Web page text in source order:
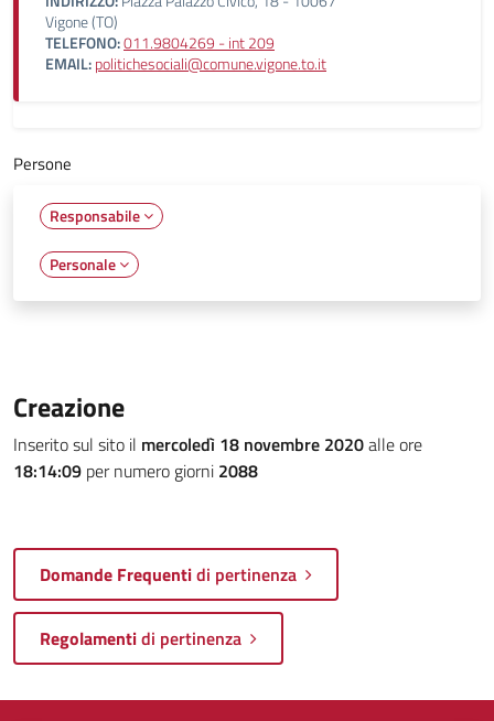
Vigone (TO)
TELEFONO:011.9804269 - int 209
EMAIL:politichesociali@comune.vigone.to.it
Persone
Responsabile
Personale
Creazione
Inserito sul sito il mercoledì 18 novembre 2020alle ore
18:14:09 per numero giorni 2088
Domande Frequentidi pertinenza
Regolamentidi pertinenza